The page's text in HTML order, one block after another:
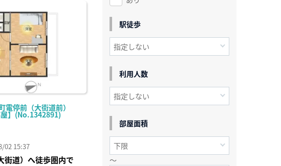
電停前（大街道前）
】(No.1342891)
02 15:37
街道）へ徒歩圏内で
駅徒歩
利用人数
部屋面積
～